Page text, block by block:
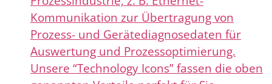
Kommunikation zur Übertragung von
Prozess- und Gerätediagnosedaten für
Auswertung und Prozessoptimierung.
Unsere “Technology Icons” fassen die oben